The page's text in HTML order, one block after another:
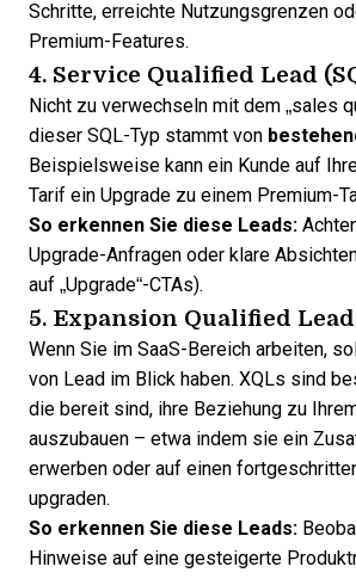
Schritte, erreichte Nutzungsgrenzen
Premium-Features.
4. Service Qualified Lead
Nicht zu verwechseln mit dem „sales
dieser SQL-Typ stammt von
Beispielsweise kann ein Kunde auf
Tarif ein Upgrade zu einem Premium-
So erkennen Sie diese Leads:
Upgrade-Anfragen oder klare
auf „Upgrade“-CTAs).
5. Expansion Qualified
Wenn Sie im SaaS-Bereich arbeiten,
von Lead im Blick haben. XQLs sind
die bereit sind, ihre Beziehung zu
auszubauen – etwa indem sie ein
erwerben oder auf einen
upgraden.
So erkennen Sie diese Leads:
Hinweise auf eine gesteigerte